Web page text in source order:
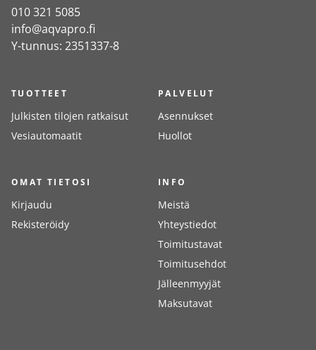
010 321 5085
info@aqvapro.fi
Y-tunnus: 2351337-8
TUOTTEET
Julkisten tilojen ratkaisut
Vesiautomaatit
PALVELUT
Asennukset
Huollot
OMAT TIETOSI
Kirjaudu
Rekisteröidy
INFO
Meistä
Yhteystiedot
Toimitustavat
Toimitusehdot
Jälleenmyyjät
Maksutavat